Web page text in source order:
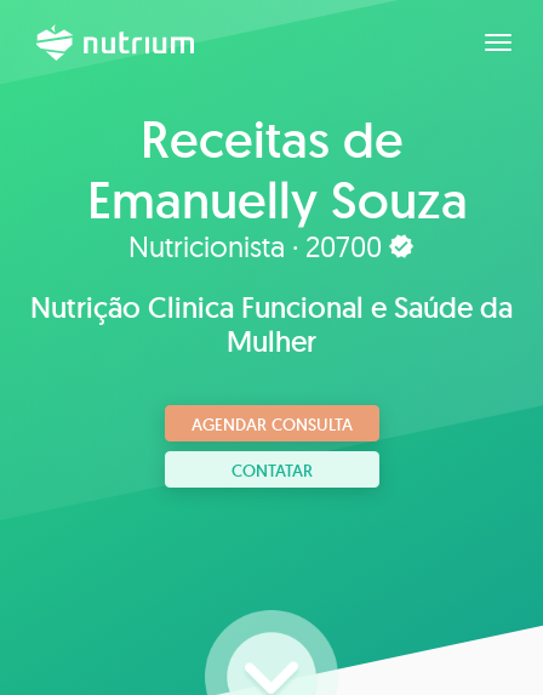
Receitas de
Emanuelly Souza
Nutricionista · 20700
Nutrição Clinica Funcional e Saúde da
Mulher
AGENDAR CONSULTA
CONTATAR